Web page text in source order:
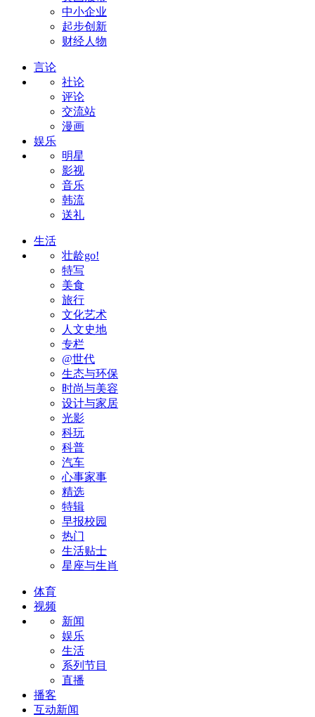
中小企业
起步创新
财经人物
言论
社论
评论
交流站
漫画
娱乐
明星
影视
音乐
韩流
送礼
生活
壮龄go!
特写
美食
旅行
文化艺术
人文史地
专栏
@世代
生态与环保
时尚与美容
设计与家居
光影
科玩
科普
汽车
心事家事
精选
特辑
早报校园
热门
生活贴士
星座与生肖
体育
视频
新闻
娱乐
生活
系列节目
直播
播客
互动新闻